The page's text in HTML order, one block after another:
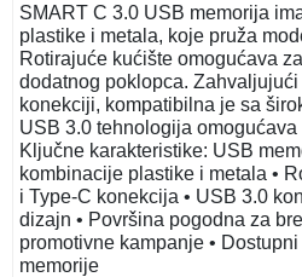
SMART C 3.0 USB memorija
plastike i metala, koje pruža
Rotirajuće kućište omogućava
dodatnog poklopca.
konekciji, kompatibilna je sa
USB 3.0 tehnologija
Ključne karakteristike: USB
kombinacije plastike i metala •
i Type-C konekcija • USB 3.0
dizajn • Površina pogodna za
promotivne kampanje •
memorije